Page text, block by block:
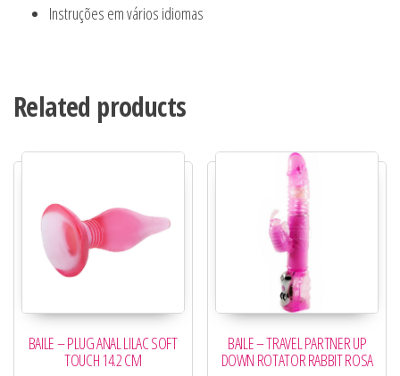
Instruções em vários idiomas
Related products
BAILE – PLUG ANAL LILAC SOFT
TOUCH 14.2 CM
BAILE – TRAVEL PARTNER UP
DOWN ROTATOR RABBIT ROSA